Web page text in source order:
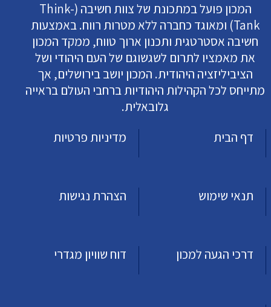
המכון פועל במתכונת של צוות חשיבה (Think-
Tank) ומאוגד כחברה ללא מטרות רווח. באמצעות
חשיבה אסטרטגית ותכנון ארוך טווח, ממקד המכון
את מאמציו לתרום לשגשוגם של העם היהודי ושל
הציביליזציה היהודית. המכון יושב בירושלים, אך
מתייחס לכל הקהילות היהודיות ברחבי העולם בראייה
גלובאלית.
דף הבית
מדיניות פרטיות
תנאי שימוש הצהרת נגישות
דרכי הגעה למכון דוח שוויון מגדרי